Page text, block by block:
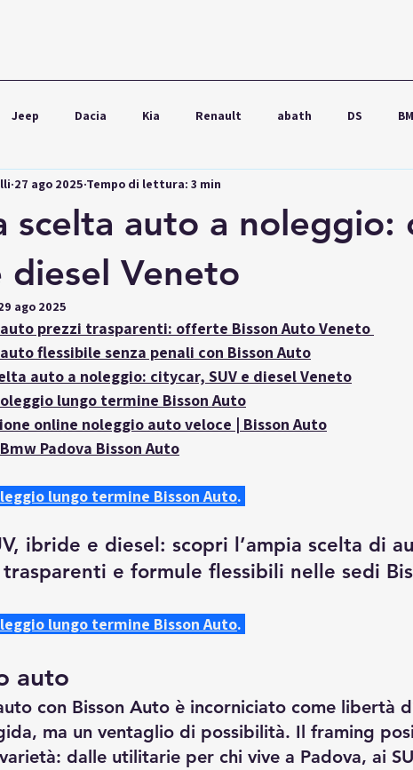
Jeep Dacia Kia Renault abath DS
Volkswagen Ford Seat
scelta auto a noleggio:
diesel Veneto
27 ago 2025 Tempo di lettura: 3 min
ago 2025
prezzi trasparenti: offerte Bisson Auto Veneto
flessibile senza penali con Bisson Auto
auto a noleggio: citycar, SUV e diesel Veneto
lungo termine Bisson Auto
online noleggio auto veloce | Bisson Auto
Padova Bisson Auto
lungo termine Bisson Auto.
ibride e diesel: scopri l’ampia scelta di
e formule flessibili nelle sedi
lungo termine Bisson Auto.
auto
con Bisson Auto è incorniciato come libertà
ma un ventaglio di possibilità. Il framing
dalle utilitarie per chi vive a Padova, ai